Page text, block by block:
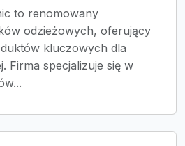
to renomowany
odzieżowych, oferujący
kluczowych dla
Firma specjalizuje się w